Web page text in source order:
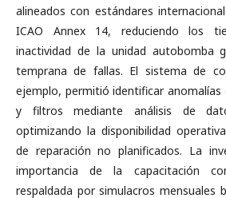
alineados con estándares
ICAO Annex 14, reduciendo los
inactividad de la unidad autobomba
temprana de fallas. El sistema de
ejemplo, permitió identificar anomalías
y filtros mediante análisis de
optimizando la disponibilidad
de reparación no planificados. La
importancia de la capacitación
respaldada por simulacros mensuales